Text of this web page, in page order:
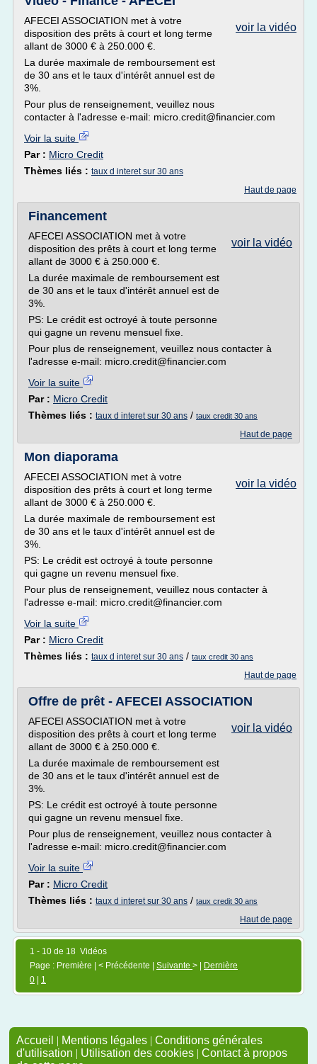
voir la vidéo
AFECEI ASSOCIATION met à votre
disposition des prêts à court et long terme
allant de 3000 € à 250.000 €.
La durée maximale de remboursement est
de 30 ans et le taux d'intérêt annuel est de
3%.
Pour plus de renseignement, veuillez nous
contacter à l'adresse e-mail: micro.credit@financier.com
Voir la suite
Par : Micro Credit
Thèmes liés : taux d interet sur 30 ans
Haut de page
Financement
voir la vidéo
AFECEI ASSOCIATION met à votre
disposition des prêts à court et long terme
allant de 3000 € à 250.000 €.
La durée maximale de remboursement est
de 30 ans et le taux d'intérêt annuel est de
3%.
PS: Le crédit est octroyé à toute personne
qui gagne un revenu mensuel fixe.
Pour plus de renseignement, veuillez nous contacter à
l'adresse e-mail: micro.credit@financier.com
Voir la suite
Par : Micro Credit
Thèmes liés : taux d interet sur 30 ans / taux credit 30 ans
Haut de page
Mon diaporama
voir la vidéo
AFECEI ASSOCIATION met à votre
disposition des prêts à court et long terme
allant de 3000 € à 250.000 €.
La durée maximale de remboursement est
de 30 ans et le taux d'intérêt annuel est de
3%.
PS: Le crédit est octroyé à toute personne
qui gagne un revenu mensuel fixe.
Pour plus de renseignement, veuillez nous contacter à
l'adresse e-mail: micro.credit@financier.com
Voir la suite
Par : Micro Credit
Thèmes liés : taux d interet sur 30 ans / taux credit 30 ans
Haut de page
Offre de prêt - AFECEI ASSOCIATION
voir la vidéo
AFECEI ASSOCIATION met à votre
disposition des prêts à court et long terme
allant de 3000 € à 250.000 €.
La durée maximale de remboursement est
de 30 ans et le taux d'intérêt annuel est de
3%.
PS: Le crédit est octroyé à toute personne
qui gagne un revenu mensuel fixe.
Pour plus de renseignement, veuillez nous contacter à
l'adresse e-mail: micro.credit@financier.com
Voir la suite
Par : Micro Credit
Thèmes liés : taux d interet sur 30 ans / taux credit 30 ans
Haut de page
1 - 10 de 18 Vidéos
Page : Première | < Précédente | Suivante > |
Dernière
0
1
Accueil | Mentions légales | Conditions générales
d'utilisation | Utilisation des cookies | Contact à propos